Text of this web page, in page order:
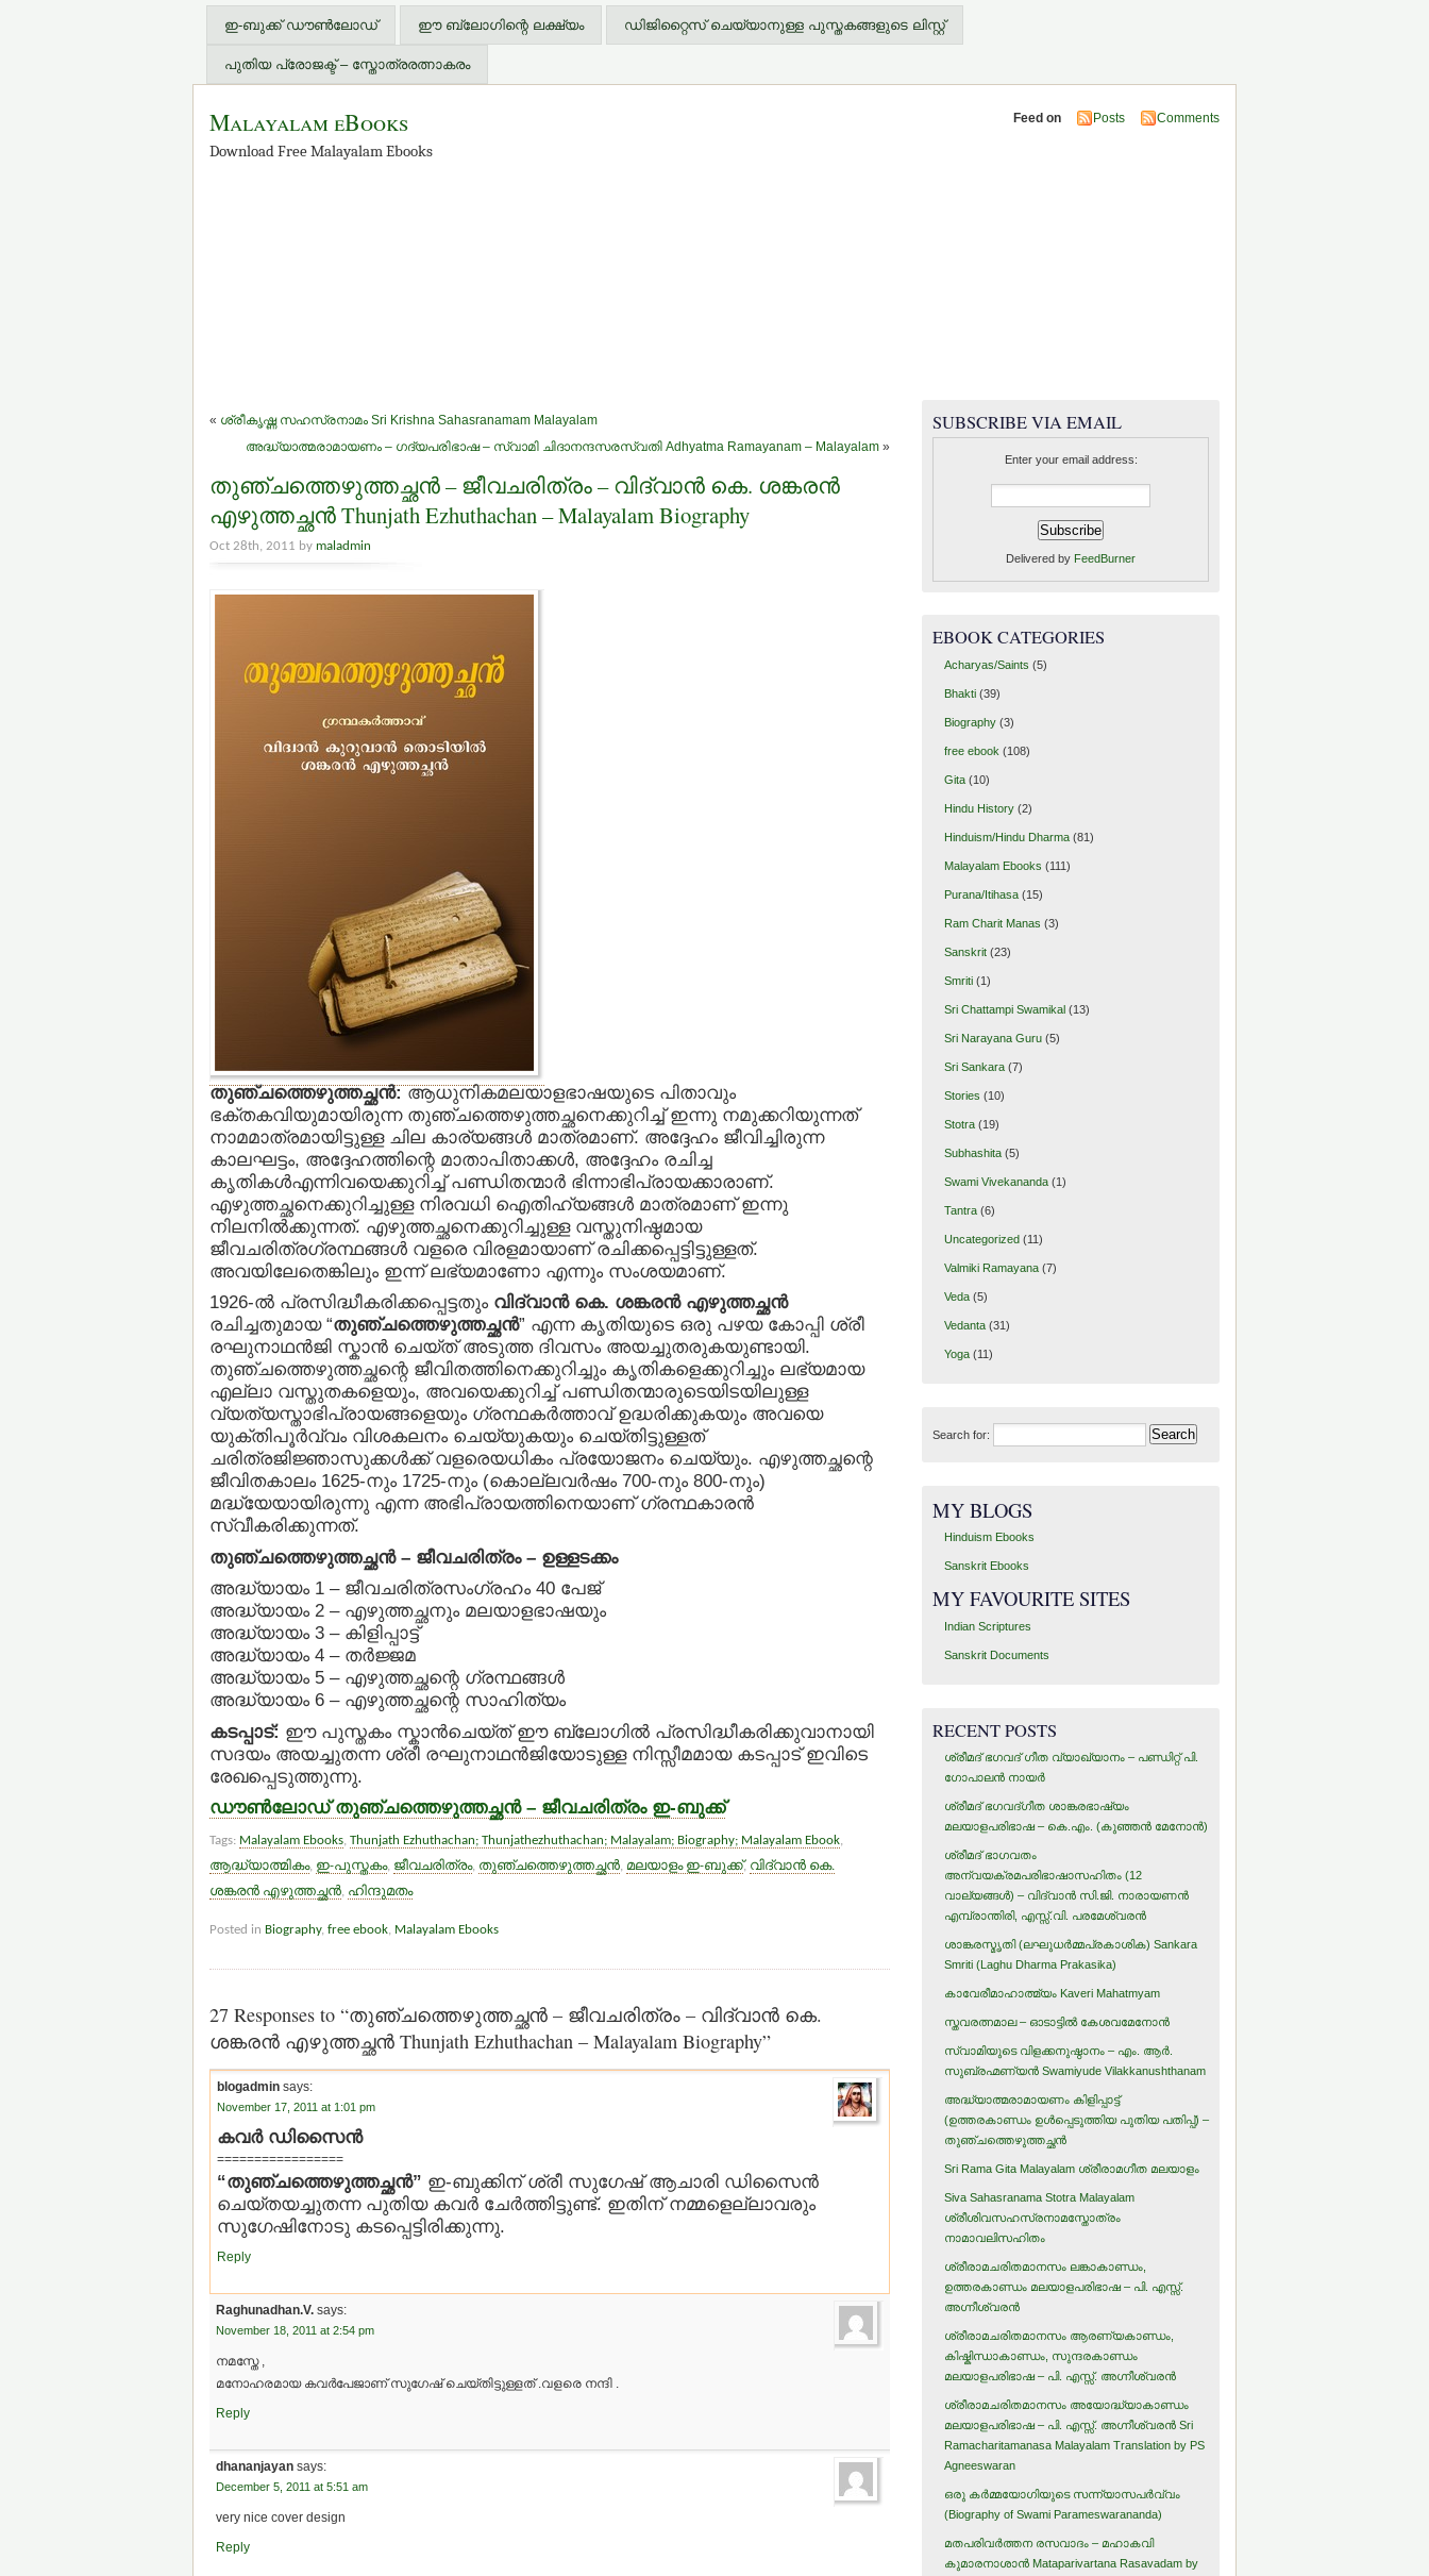
ഇ-ബുക്ക് ഡൗണ്‍ലോഡ് ഈ ബ്ലോഗിന്റെ ലക്ഷ്യം ഡിജിറ്റൈസ് ചെയ്യാനുള്ള പുസ്തകങ്ങളുടെ ലിസ്റ്റ്
പുതിയ പ്രോജക്ട് – സ്തോത്രരത്നാകരം
Malayalam eBooks
Download Free Malayalam Ebooks
Feed on Posts Comments
« ശ്രീകൃഷ്ണ സഹസ്രനാമം Sri Krishna Sahasranamam Malayalam
അദ്ധ്യാത്മരാമായണം – ഗദ്യപരിഭാഷ – സ്വാമി ചിദാനന്ദസരസ്വതി Adhyatma Ramayanam – Malayalam »
തുഞ്ചത്തെഴുത്തച്ഛന്‍ – ജീവചരിത്രം – വിദ്വാന്‍ കെ. ശങ്കരന്‍
എഴുത്തച്ഛന്‍ Thunjath Ezhuthachan – Malayalam Biography
Oct 28th, 2011 by maladmin
തുഞ്ചത്തെഴുത്തച്ഛന്‍:ആധുനികമലയാളഭാഷയുടെ പിതാവും
ഭക്തകവിയുമായിരുന്ന തുഞ്ചത്തെഴുത്തച്ഛനെക്കുറിച്ച് ഇന്നു നമുക്കറിയുന്നത്
നാമമാത്രമായിട്ടുള്ള ചില കാര്യങ്ങള്‍ മാത്രമാണ്. അദ്ദേഹം ജീവിച്ചിരുന്ന
കാലഘട്ടം, അദ്ദേഹത്തിന്റെ മാതാപിതാക്കള്‍, അദ്ദേഹം രചിച്ച
കൃതികള്‍എന്നിവയെക്കുറിച്ച് പണ്ഡിതന്മാര്‍ ഭിന്നാഭിപ്രായക്കാരാണ്.
എഴുത്തച്ഛനെക്കുറിച്ചുള്ള നിരവധി ഐതിഹ്യങ്ങള്‍ മാത്രമാണ് ഇന്നു
നിലനില്‍ക്കുന്നത്. എഴുത്തച്ഛനെക്കുറിച്ചുള്ള വസ്തുനിഷ്ഠമായ
ജീവചരിത്രഗ്രന്ഥങ്ങള്‍ വളരെ വിരളമായാണ് രചിക്കപ്പെട്ടിട്ടുള്ളത്.
അവയിലേതെങ്കിലും ഇന്ന് ലഭ്യമാണോ എന്നും സംശയമാണ്.
1926-ല്‍ പ്രസിദ്ധീകരിക്കപ്പെട്ടതും വിദ്വാന്‍ കെ. ശങ്കരന്‍ എഴുത്തച്ഛന്‍
രചിച്ചതുമായ “തുഞ്ചത്തെഴുത്തച്ഛന്‍” എന്ന കൃതിയുടെ ഒരു പഴയ കോപ്പി ശ്രീ
രഘുനാഥന്‍ജി സ്കാന്‍ ചെയ്ത് അടുത്ത ദിവസം അയച്ചുതരുകയുണ്ടായി.
തുഞ്ചത്തെഴുത്തച്ഛന്റെ ജീവിതത്തിനെക്കുറിച്ചും കൃതികളെക്കുറിച്ചും ലഭ്യമായ
എല്ലാ വസ്തുതകളെയും, അവയെക്കുറിച്ച് പണ്ഡിതന്മാരുടെയിടയിലുള്ള
വ്യത്യസ്താഭിപ്രായങ്ങളെയും ഗ്രന്ഥകര്‍ത്താവ് ഉദ്ധരിക്കുകയും അവയെ
യുക്തിപൂര്‍വ്വം വിശകലനം ചെയ്യുകയും ചെയ്തിട്ടുള്ളത്
ചരിത്രജിജ്ഞാസുക്കള്‍ക്ക് വളരെയധികം പ്രയോജനം ചെയ്യും. എഴുത്തച്ഛന്റെ
ജീവിതകാലം 1625-നും 1725-നും (കൊല്ലവര്‍ഷം 700-നും 800-നും)
മദ്ധ്യേയായിരുന്നു എന്ന അഭിപ്രായത്തിനെയാണ് ഗ്രന്ഥകാരന്‍
സ്വീകരിക്കുന്നത്.
തുഞ്ചത്തെഴുത്തച്ഛന്‍ – ജീവചരിത്രം – ഉള്ളടക്കം
അദ്ധ്യായം 1 – ജീവചരിത്രസംഗ്രഹം 40 പേജ്
അദ്ധ്യായം 2 – എഴുത്തച്ഛനും മലയാളഭാഷയും
അദ്ധ്യായം 3 – കിളിപ്പാട്ട്
അദ്ധ്യായം 4 – തര്‍ജ്ജമ
അദ്ധ്യായം 5 – എഴുത്തച്ഛന്റെ ഗ്രന്ഥങ്ങള്‍
അദ്ധ്യായം 6 – എഴുത്തച്ഛന്റെ സാഹിത്യം
കടപ്പാട്: ഈ പുസ്തകം സ്കാന്‍ചെയ്ത് ഈ ബ്ലോഗില്‍ പ്രസിദ്ധീകരിക്കുവാനായി
സദയം അയച്ചുതന്ന ശ്രീ രഘുനാഥന്‍ജിയോടുള്ള നിസ്സീമമായ കടപ്പാട് ഇവിടെ
രേഖപ്പെടുത്തുന്നു.
ഡൗണ്‍ലോഡ് തുഞ്ചത്തെഴുത്തച്ഛന്‍ – ജീവചരിത്രം ഇ-ബുക്ക്
Tags: Malayalam Ebooks Thunjath Ezhuthachan; Thunjathezhuthachan; Malayalam; Biography; Malayalam Ebook
ആദ്ധ്യാത്മികം, ഇ-പുസ്തകം, ജീവചരിത്രം, തുഞ്ചത്തെഴുത്തച്ഛന്‍ മലയാളം ഇ-ബുക്ക്, വിദ്വാന്‍ കെ.
ശങ്കരന്‍ എഴുത്തച്ഛന്‍ ഹിന്ദുമതം
Posted in Biography, free ebook, Malayalam Ebooks
27 Responses to “തുഞ്ചത്തെഴുത്തച്ഛന്‍ – ജീവചരിത്രം – വിദ്വാന്‍ കെ.
ശങ്കരന്‍ എഴുത്തച്ഛന്‍ Thunjath Ezhuthachan – Malayalam Biography”
blogadmin says:
November 17, 2011 at 1:01 pm
കവര്‍ ഡിസൈന്‍
=================
“തുഞ്ചത്തെഴുത്തച്ഛന്‍” ഇ-ബുക്കിന് ശ്രീ സുഗേഷ് ആചാരി ഡിസൈന്‍
ചെയ്തയച്ചുതന്ന പുതിയ കവര്‍ ചേര്‍ത്തിട്ടുണ്ട്. ഇതിന് നമ്മളെല്ലാവരും
സുഗേഷിനോടു കടപ്പെട്ടിരിക്കുന്നു.
Reply
Raghunadhan.V. says:
November 18, 2011 at 2:54 pm
നമസ്തേ ,
മനോഹരമായ കവര്‍പേജാണ് സുഗേഷ്‌ ചെയ്തിട്ടുള്ളത് .വളരെ നന്ദി .
Reply
dhananjayan says:
December 5, 2011 at 5:51 am
very nice cover design
Reply
SUBSCRIBE VIA EMAIL
Enter your email address:
Delivered by FeedBurner
EBOOK CATEGORIES
Acharyas/Saints (5)
Bhakti(39)
Biography(3)
free ebook (108)
Gita(10)
Hindu History(2)
Hinduism/Hindu Dharma(81)
Malayalam Ebooks (111)
Purana/Itihasa(15)
Ram Charit Manas (3)
Sanskrit(23)
Smriti(1)
Sri Chattampi Swamikal(13)
Sri Narayana Guru(5)
Sri Sankara(7)
Stories (10)
Stotra(19)
Subhashita(5)
Swami Vivekananda(1)
Tantra(6)
Uncategorized(11)
Valmiki Ramayana(7)
Veda(5)
Vedanta(31)
Yoga(11)
Search for:
MY BLOGS
Hinduism Ebooks
Sanskrit Ebooks
MY FAVOURITE SITES
Indian Scriptures
Sanskrit Documents
RECENT POSTS
ശ്രീമദ് ഭഗവദ് ഗീത വ്യാഖ്യാനം – പണ്ഡിറ്റ് പി.
ഗോപാലന്‍ നായര്‍
ശ്രീമദ് ഭഗവദ്ഗീത ശാങ്കരഭാഷ്യം
മലയാളപരിഭാഷ – കെ.എം. (കുഞ്ഞന്‍ മേനോന്‍)
ശ്രീമദ് ഭാഗവതം
അന്വയക്രമപരിഭാഷാസഹിതം (12
വാല്യങ്ങള്‍) – വിദ്വാന്‍ സി.ജി. നാരായണന്‍
എമ്പ്രാന്തിരി, എസ്സ്.വി. പരമേശ്വരന്‍
ശാങ്കരസ്മൃതി (ലഘുധര്‍മ്മപ്രകാശിക) Sankara
Smriti (Laghu Dharma Prakasika)
കാവേരീമാഹാത്മ്യം Kaveri Mahatmyam
സ്തവരത്നമാല – ഓടാട്ടില്‍ കേശവമേനോന്‍
സ്വാമിയുടെ വിളക്കനുഷ്ഠാനം – എം. ആര്‍.
സുബ്രഹ്മണ്യന്‍ Swamiyude Vilakkanushthanam
അദ്ധ്യാത്മരാമായണം കിളിപ്പാട്ട്‌
(ഉത്തരകാണ്ഡം ഉള്‍പ്പെടുത്തിയ പുതിയ പതിപ്പ്) –
തുഞ്ചത്തെഴുത്തച്ഛന്‍
Sri Rama Gita Malayalam ശ്രീരാമഗീത മലയാളം
Siva Sahasranama Stotra Malayalam
ശ്രീശിവസഹസ്രനാമസ്തോത്രം
നാമാവലിസഹിതം
ശ്രീരാമചരിതമാനസം ലങ്കാകാണ്ഡം,
ഉത്തരകാണ്ഡം മലയാളപരിഭാഷ – പി. എസ്സ്.
അഗ്നീശ്വരന്‍
ശ്രീരാമചരിതമാനസം ആരണ്യകാണ്ഡം,
കിഷ്കിന്ധാകാണ്ഡം, സുന്ദരകാണ്ഡം
മലയാളപരിഭാഷ – പി. എസ്സ്. അഗ്നീശ്വരന്‍
ശ്രീരാമചരിതമാനസം അയോദ്ധ്യാകാണ്ഡം
മലയാളപരിഭാഷ – പി. എസ്സ്. അഗ്നീശ്വരന്‍ Sri
Ramacharitamanasa Malayalam Translation by PS
Agneeswaran
ഒരു കര്‍മ്മയോഗിയുടെ സന്ന്യാസപര്‍വ്വം
(Biography of Swami Parameswarananda)
മതപരിവര്‍ത്തന രസവാദം – മഹാകവി
കുമാരനാശാന്‍ Mataparivartana Rasavadam by